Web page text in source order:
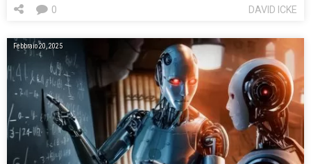
DAVID ICKE
0
Febbraio 20, 2025